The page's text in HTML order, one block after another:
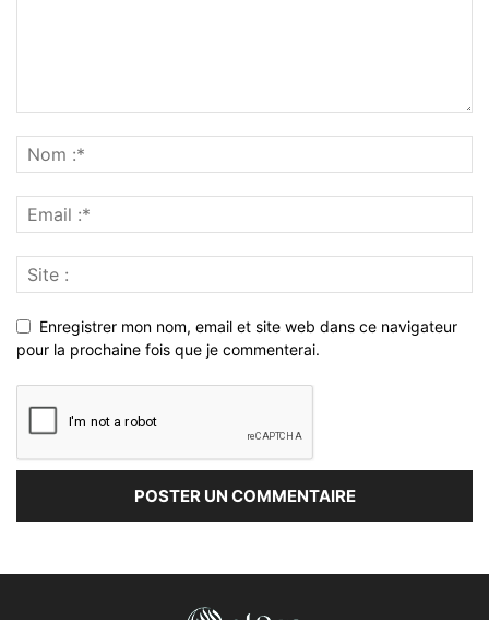
Enregistrer mon nom, email et site web dans ce navigateur
pour la prochaine fois que je commenterai.